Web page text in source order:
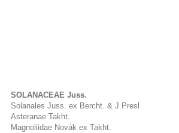
SOLANACEAE Juss.
Solanales Juss. ex Bercht. & J.Presl
Asteranae Takht.
Magnoliidae Novák ex Takht.